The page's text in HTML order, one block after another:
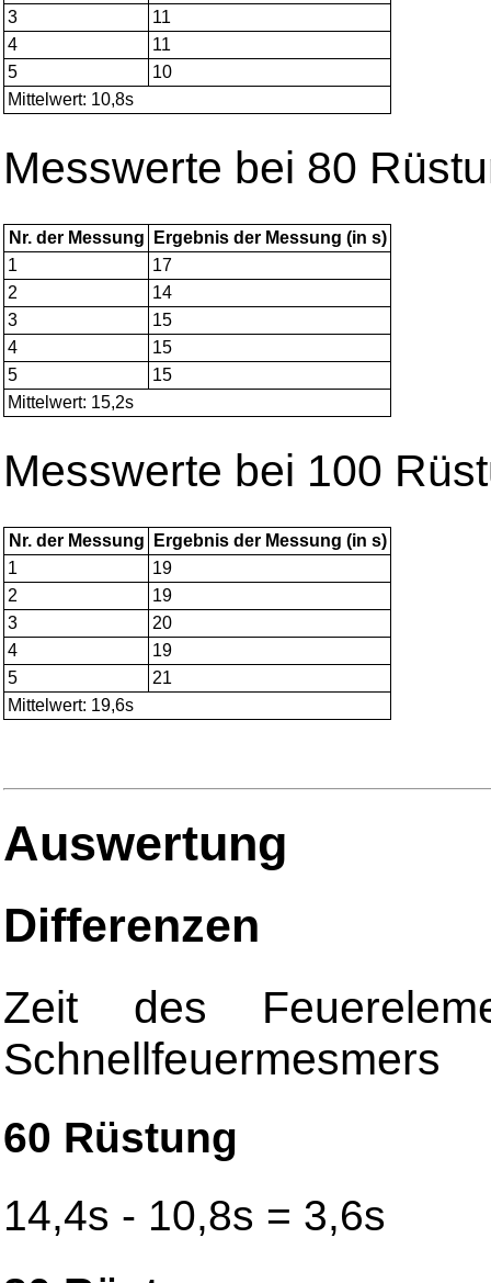
3
11
4
11
5
10
Mittelwert: 10,8s
Messwerte bei 80
Nr. der Messung
Ergebnis der Messung (in s)
1
17
2
14
3
15
4
15
5
15
Mittelwert: 15,2s
Messwerte bei 100
Nr. der Messung
Ergebnis der Messung (in s)
1
19
2
19
3
20
4
19
5
21
Mittelwert: 19,6s
Auswertung
Differenzen
Zeit des
Schnellfeuermesmers
60 Rüstung
14,4s - 10,8s = 3,6s